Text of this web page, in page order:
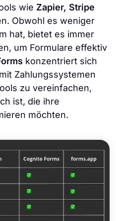
wie Zapier, Stripe
Obwohl es weniger
hat, bietet es immer
um Formulare effektiv
konzentriert sich
Zahlungssystemen
zu vereinfachen,
ist, die ihre
möchten.